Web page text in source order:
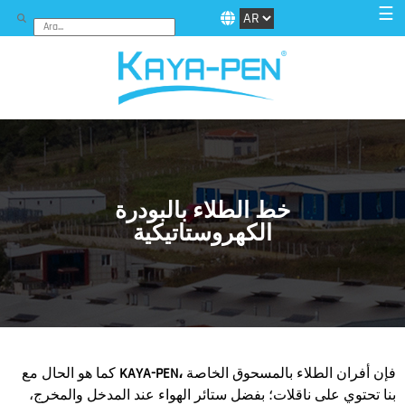
☰
خط الطلاء بالبودرة
الكهروستاتيكية
KAYA-PEN،
بنا تحتوي على ناقلات؛ بفضل ستائر الهواء عند المدخل والمخرج،